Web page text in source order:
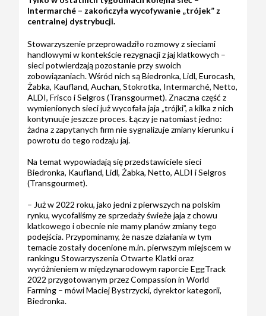
Intermarché – zakończyła wycofywanie „trójek” z
centralnej dystrybucji.
Stowarzyszenie przeprowadziło rozmowy z sieciami
handlowymi w kontekście rezygnacji z jaj klatkowych –
sieci potwierdzają pozostanie przy swoich
zobowiązaniach. Wśród nich są Biedronka, Lidl, Eurocash,
Żabka, Kaufland, Auchan, Stokrotka, Intermarché, Netto,
ALDI, Frisco i Selgros (Transgourmet). Znaczna część z
wymienionych sieci już wycofała jaja „trójki”, a kilka z nich
kontynuuje jeszcze proces. Łączy je natomiast jedno:
żadna z zapytanych firm nie sygnalizuje zmiany kierunku i
powrotu do tego rodzaju jaj.
Na temat wypowiadają się przedstawiciele sieci
Biedronka, Kaufland, Lidl, Żabka, Netto, ALDI i Selgros
(Transgourmet).
– Już w 2022 roku, jako jedni z pierwszych na polskim
rynku, wycofaliśmy ze sprzedaży świeże jaja z chowu
klatkowego i obecnie nie mamy planów zmiany tego
podejścia. Przypominamy, że nasze działania w tym
temacie zostały docenione m.in. pierwszym miejscem w
rankingu Stowarzyszenia Otwarte Klatki oraz
wyróżnieniem w międzynarodowym raporcie EggTrack
2022 przygotowanym przez Compassion in World
Farming – mówi Maciej Bystrzycki, dyrektor kategorii,
Biedronka.